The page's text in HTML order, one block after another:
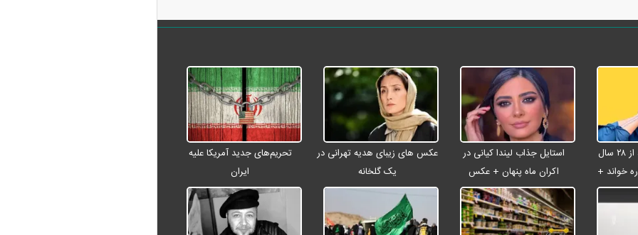
شادمهر عقیلی بعد از ۲۸ سال
خواند +
استایل جذاب لیندا کیانی در
اکران ماه پنهان + عکس
عکس های زیبای هدیه تهرانی در
یک گلخانه
تحریم‌های جدید آمریکا علیه
ایران